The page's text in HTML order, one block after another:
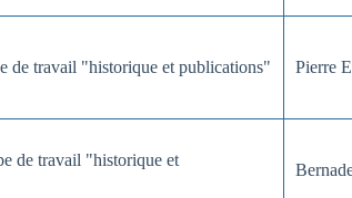
de travail "historique et publications" Pierre
de travail "historique et